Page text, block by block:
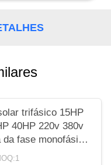
trifásico 15HP
40HP 220v 380v
da fase monofásica